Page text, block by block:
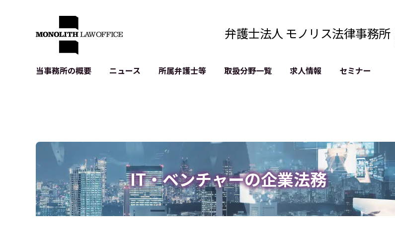
弁護士法人 モノリス法律事務所
当事務所の概要
アクセス
ニュース 所属弁護士等 取扱分野一覧
IPO（上場）支援
生成AI関連法務
記事・LPの薬機法等チェック
D2C等の不正転売対策
サイバー犯罪の刑事告訴等
GDPR対応支援
求人情報 セミナー
IT・ベンチャーの企業法務